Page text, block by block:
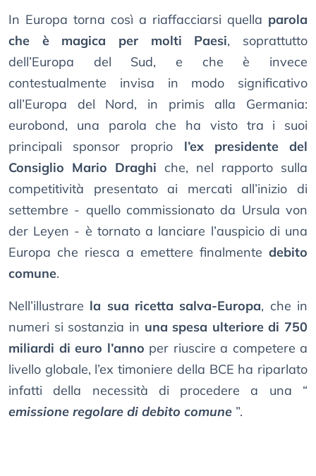
In Europa torna così a riaffacciarsi quella parola
che è magica per molti Paesi, soprattutto
dell’Europa del Sud, e che è invece
contestualmente invisa in modo significativo
all’Europa del Nord, in primis alla Germania:
eurobond, una parola che ha visto tra i suoi
principali sponsor proprio l’ex presidente del
Consiglio Mario Draghi che, nel rapporto sulla
competitività presentato ai mercati all’inizio di
settembre - quello commissionato da Ursula von
der Leyen - è tornato a lanciare l’auspicio di una
Europa che riesca a emettere finalmente debito
comune.
Nell’illustrare la sua ricetta salva-Europa, che in
numeri si sostanzia in una spesa ulteriore di 750
miliardi di euro l’anno per riuscire a competere a
livello globale, l’ex timoniere della BCE ha riparlato
infatti della necessità di procedere a una “
emissione regolare di debito comune ”.